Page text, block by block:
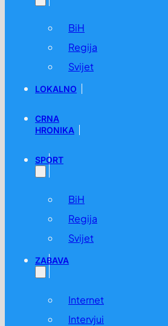
BiH
Regija
Svijet
LOKALNO
CRNA
HRONIKA
SPORT
BiH
Regija
Svijet
ZABAVA
Internet
Intervjui